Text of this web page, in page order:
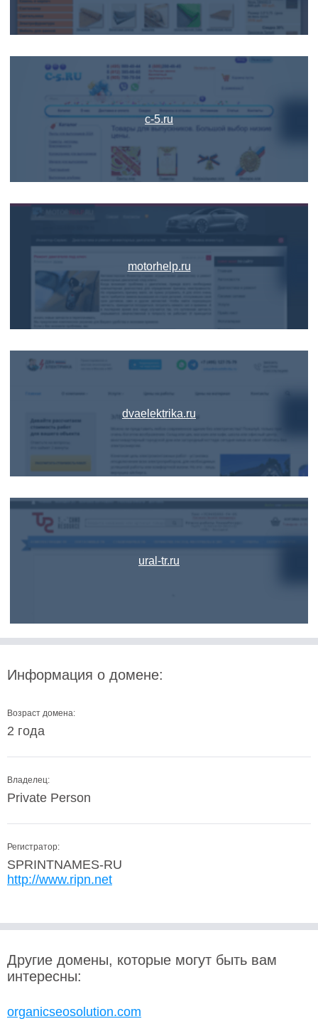
c-5.ru
motorhelp.ru
dvaelektrika.ru
ural-tr.ru
Информация о домене:
Возраст домена:
2 года
Владелец:
Private Person
Регистратор:
SPRINTNAMES-RU
http://www.ripn.net
Другие домены, которые могут быть вам
интересны:
organicseosolution.com